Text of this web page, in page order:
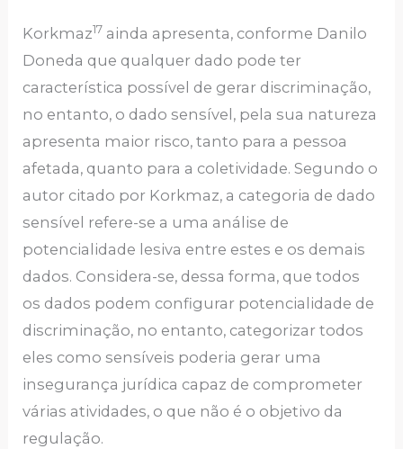
Korkmaz17 ainda apresenta, conforme Danilo
Doneda que qualquer dado pode ter
característica possível de gerar discriminação,
no entanto, o dado sensível, pela sua natureza
apresenta maior risco, tanto para a pessoa
afetada, quanto para a coletividade. Segundo o
autor citado por Korkmaz, a categoria de dado
sensível refere-se a uma análise de
potencialidade lesiva entre estes e os demais
dados. Considera-se, dessa forma, que todos
os dados podem configurar potencialidade de
discriminação, no entanto, categorizar todos
eles como sensíveis poderia gerar uma
insegurança jurídica capaz de comprometer
várias atividades, o que não é o objetivo da
regulação.